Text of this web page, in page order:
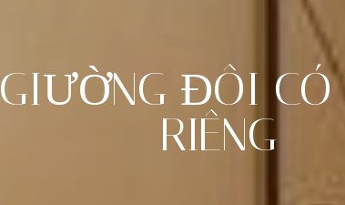
GIƯỜNG ĐÔI CÓ
RIÊNG